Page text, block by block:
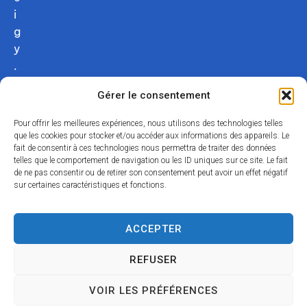
Gérer le consentement
Pour offrir les meilleures expériences, nous utilisons des technologies telles
que les cookies pour stocker et/ou accéder aux informations des appareils. Le
fait de consentir à ces technologies nous permettra de traiter des données
telles que le comportement de navigation ou les ID uniques sur ce site. Le fait
de ne pas consentir ou de retirer son consentement peut avoir un effet négatif
sur certaines caractéristiques et fonctions.
ACCEPTER
REFUSER
VOIR LES PRÉFÉRENCES
i
g
y
.
m
02
54
75
12
contacter
ConfidDonnées
Plan © 2024